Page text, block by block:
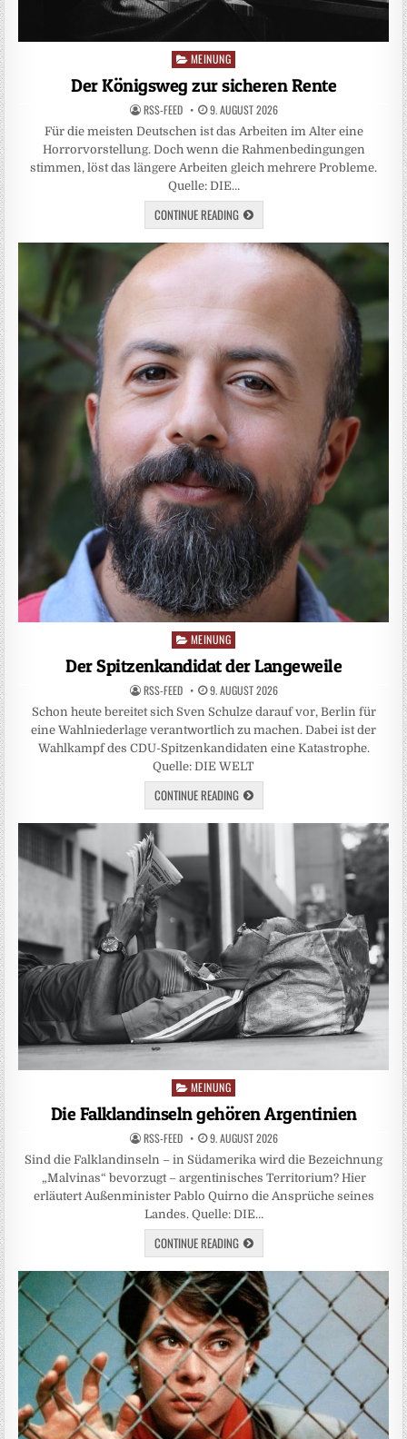
PostedMEINUNG
Der Königsweg zur sicheren Rente
RSS-FEED 9. AUGUST 2026
Für die meisten Deutschen ist das Arbeiten im Alter eine
Horrorvorstellung. Doch wenn die Rahmenbedingungen
stimmen, löst das längere Arbeiten gleich mehrere Probleme.
Quelle: DIE…
CONTINUE READING
PostedMEINUNG
Der Spitzenkandidat der Langeweile
RSS-FEED 9. AUGUST 2026
Schon heute bereitet sich Sven Schulze darauf vor, Berlin für
eine Wahlniederlage verantwortlich zu machen. Dabei ist der
Wahlkampf des CDU-Spitzenkandidaten eine Katastrophe.
Quelle: DIE WELT
CONTINUE READING
Posted
in
MEINUNG
Die Falklandinseln gehören Argentinien
RSS-FEED 9. AUGUST 2026
Sind die Falklandinseln – in Südamerika wird die Bezeichnung
„Malvinas“ bevorzugt – argentinisches Territorium? Hier
erläutert Außenminister Pablo Quirno die Ansprüche seines
Landes. Quelle: DIE…
CONTINUE READING